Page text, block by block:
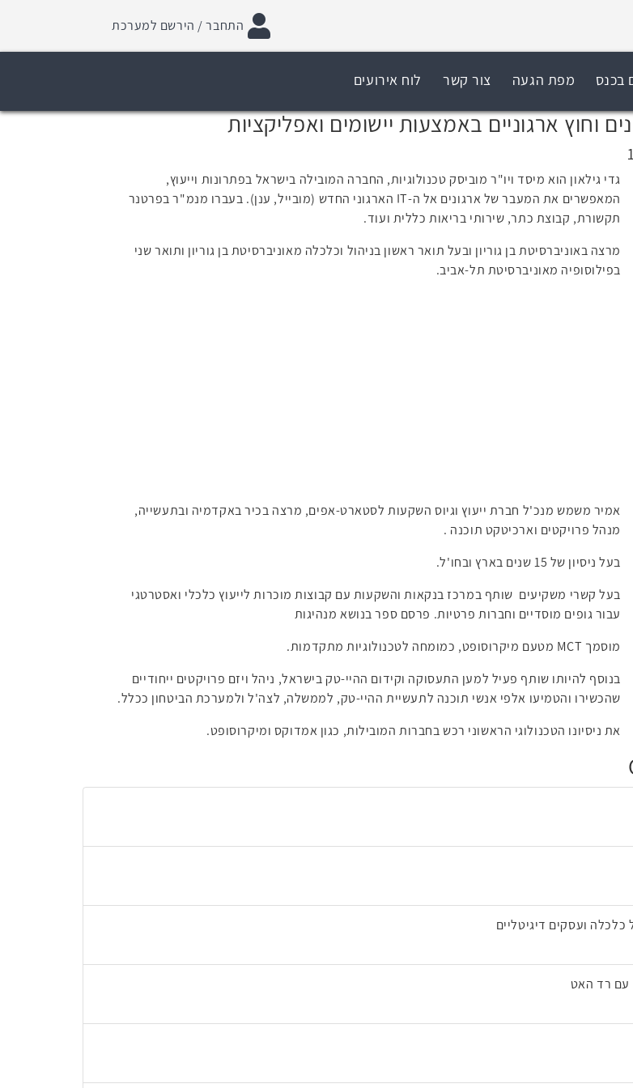
התחבר / הירשם למערכת
בכנס מפת הגעה צור קשר לוח אירועים
גדי גילאון הוא מיסד ויו"ר מוביסק טכנולוגיות, החברה המובילה בישראל בפתרונות וייעוץ,
המאפשרים את המעבר של ארגונים אל ה-IT הארגוני החדש (מובייל, ענן). בעברו מנמ"ר בפרטנר
תקשורת, קבוצת כתר, שירותי בריאות כללית ועוד.
מרצה באוניברסיטת בן גוריון ובעל תואר ראשון בניהול וכלכלה מאוניברסיטת בן גוריון ותואר שני
בפילוסופיה מאוניברסיטת תל-אביב.
אמיר משמש מנכ'ל חברת ייעוץ וגיוס השקעות לסטארט-אפים, מרצה בכיר באקדמיה ובתעשייה,
מנהל פרויקטים וארכיטקט תוכנה .
בעל ניסיון של 15 שנים בארץ ובחו'ל.
בעל קשרי משקיעים שותף במרכז בנקאות והשקעות עם קבוצות מוכרות לייעוץ כלכלי ואסטרטגי
עבור גופים מוסדיים וחברות פרטיות. פרסם ספר בנושא מנהיגות
מוסמך MCT מטעם מיקרוסופט, כמומחה לטכנולוגיות מתקדמות.
בנוסף להיותו שותף פעיל למען התעסוקה וקידום ההיי-טק בישראל, ניהל ויזם פרויקטים ייחודיים
שהכשירו והטמיעו אלפי אנשי תוכנה לתעשיית ההיי-טק, לממשלה, לצה'ל ולמערכת הביטחון ככלל.
את ניסיונו הטכנולוגי הראשוני רכש בחברות המובילות, כגון אמדוקס ומיקרוסופט.
ועסקים דיגיטליים